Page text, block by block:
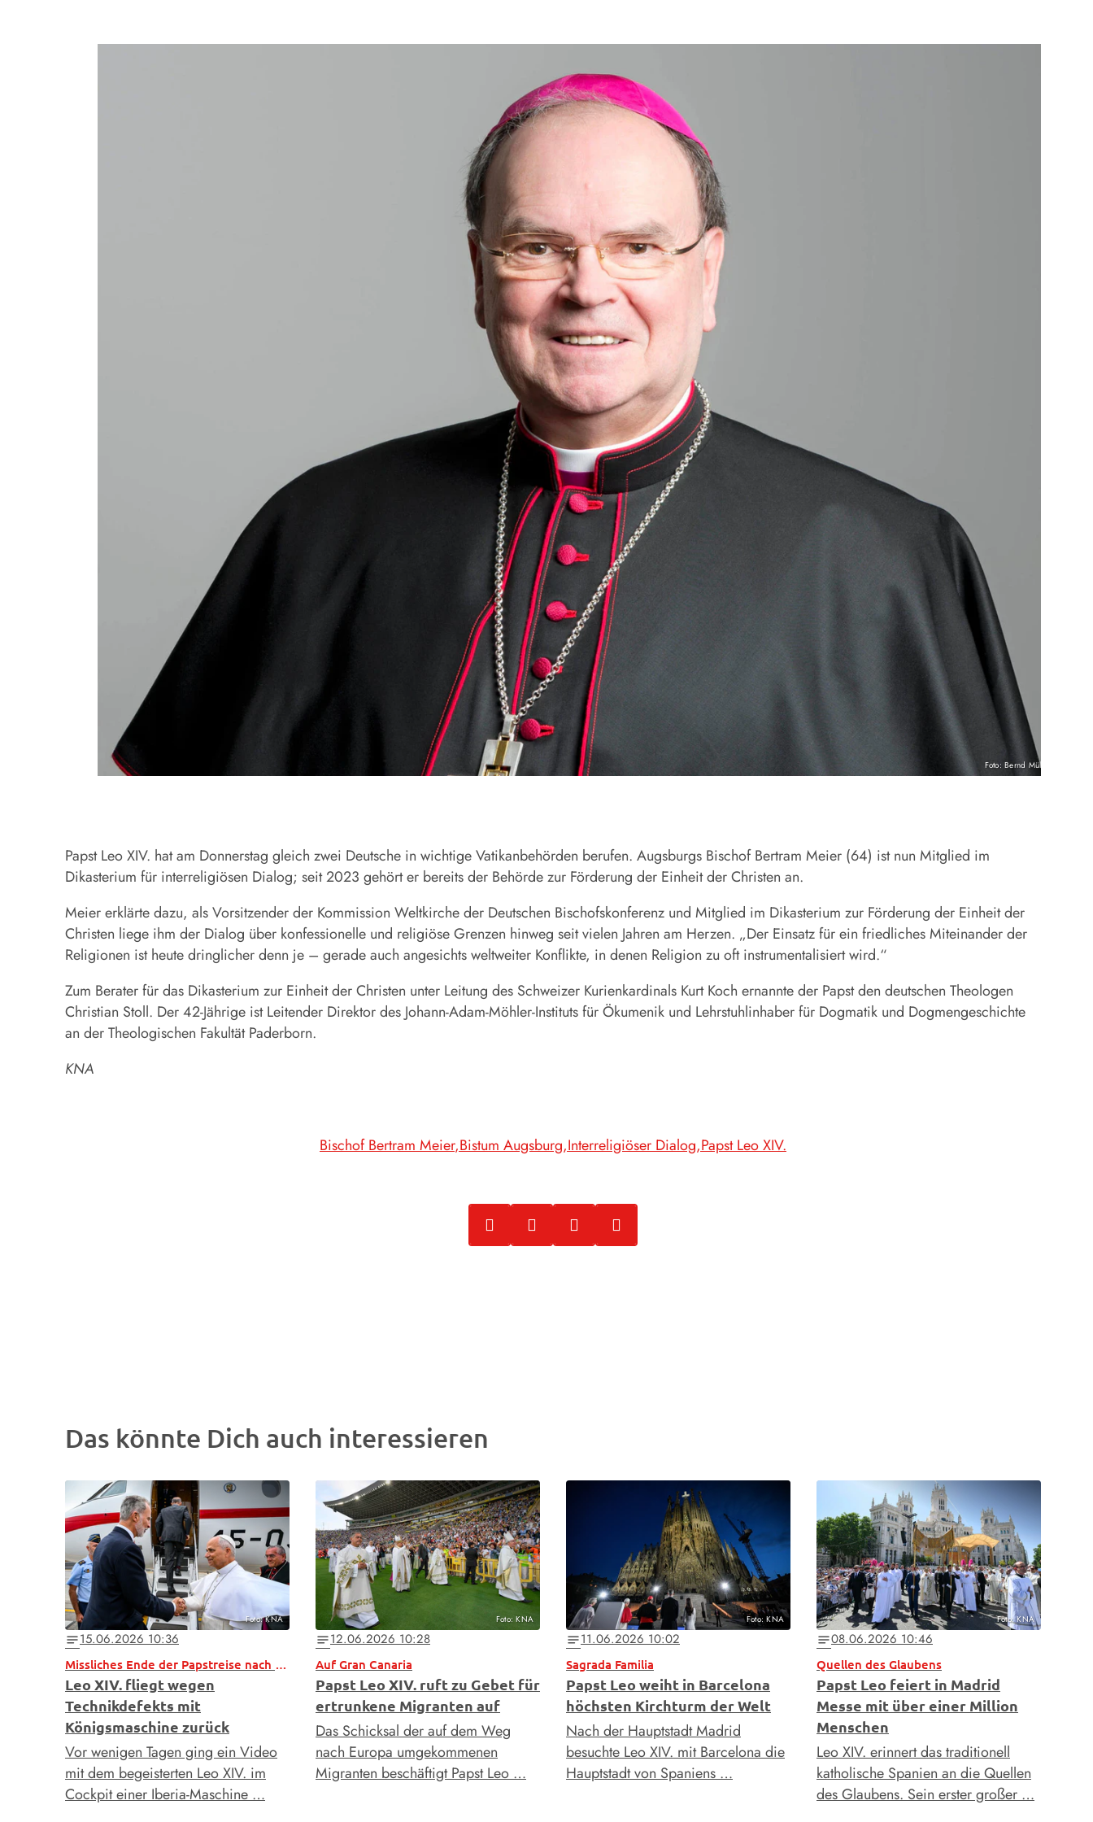
Foto: Bernd Müller/pba
Papst Leo XIV. hat am Donnerstag gleich zwei Deutsche in wichtige Vatikanbehörden berufen. Augsburgs Bischof Bertram Meier (64) ist nun Mitglied im
Dikasterium für interreligiösen Dialog; seit 2023 gehört er bereits der Behörde zur Förderung der Einheit der Christen an.
Meier erklärte dazu, als Vorsitzender der Kommission Weltkirche der Deutschen Bischofskonferenz und Mitglied im Dikasterium zur Förderung der Einheit der
Christen liege ihm der Dialog über konfessionelle und religiöse Grenzen hinweg seit vielen Jahren am Herzen. „Der Einsatz für ein friedliches Miteinander der
Religionen ist heute dringlicher denn je – gerade auch angesichts weltweiter Konflikte, in denen Religion zu oft instrumentalisiert wird.“
Zum Berater für das Dikasterium zur Einheit der Christen unter Leitung des Schweizer Kurienkardinals Kurt Koch ernannte der Papst den deutschen Theologen
Christian Stoll. Der 42-Jährige ist Leitender Direktor des Johann-Adam-Möhler-Instituts für Ökumenik und Lehrstuhlinhaber für Dogmatik und Dogmengeschichte
an der Theologischen Fakultät Paderborn.
KNA
Bischof Bertram Meier Bistum Augsburg Interreligiöser Dialog Papst Leo XIV.
Das könnte Dich auch interessieren
Foto: KNA
notes15.06.2026 10:36
Missliches Ende der Papstreise nach Spanien
Leo XIV. fliegt wegen
Technikdefekts mit
Königsmaschine zurück
Vor wenigen Tagen ging ein Video
mit dem begeisterten Leo XIV. im
Cockpit einer Iberia-Maschine …
Foto: KNA
notes12.06.2026 10:28
Auf Gran Canaria
Papst Leo XIV. ruft zu Gebet für
ertrunkene Migranten auf
Das Schicksal der auf dem Weg
nach Europa umgekommenen
Migranten beschäftigt Papst Leo …
Foto: KNA
notes11.06.2026 10:02
Sagrada Familia
Papst Leo weiht in Barcelona
höchsten Kirchturm der Welt
Nach der Hauptstadt Madrid
besuchte Leo XIV. mit Barcelona die
Hauptstadt von Spaniens …
Foto: KNA
notes08.06.2026 10:46
Quellen des Glaubens
Papst Leo feiert in Madrid
Messe mit über einer Million
Menschen
Leo XIV. erinnert das traditionell
katholische Spanien an die Quellen
des Glaubens. Sein erster großer …